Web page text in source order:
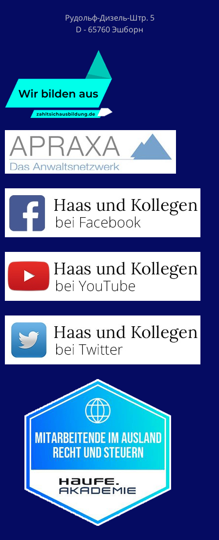
Рудольф-Дизель-Штр. 5
D - 65760 Эшборн